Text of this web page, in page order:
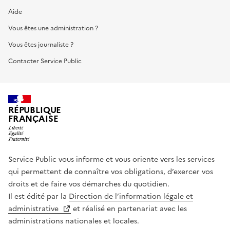
Aide
Vous êtes une administration ?
Vous êtes journaliste ?
Contacter Service Public
RÉPUBLIQUE
FRANÇAISE
Service Public vous informe et vous oriente vers les services
qui permettent de connaître vos obligations, d’exercer vos
droits et de faire vos démarches du quotidien.
Il est édité par la Direction de l’information légale et
administrative
et réalisé en partenariat avec les
administrations nationales et locales.